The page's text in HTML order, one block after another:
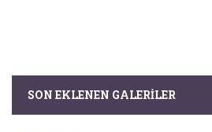
SON EKLENEN GALERILER